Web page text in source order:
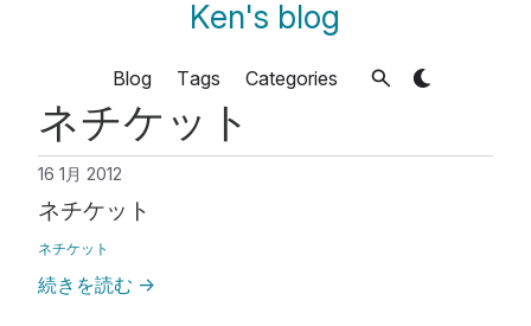
Ken's blog
Blog Tags Categories
ネチケット
16 1月 2012
ネチケット
ネチケット
続きを読む →